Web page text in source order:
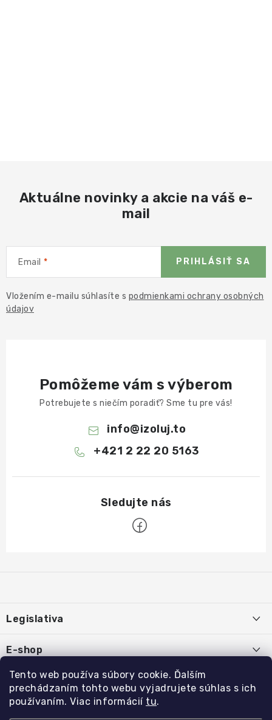
Tento web používa súbory cookie. Ďalším
prechádzaním tohto webu vyjadrujete súhlas s ich
používaním. Viac informácií tu.
Aktuálne novinky a akcie na váš e-
mail
Email
Vložením e-mailu súhlasíte s podmienkami ochrany osobných
údajov
PRIHLÁSIŤ SA
Pomôžeme vám s výberom
Potrebujete s niečím poradiť? Sme tu pre vás!
info@izoluj.to
+421 2 22 20 5163
ä
e
Legislativa
Obchodné podmienky
E-shop
O nás
Kontakty
Rýchle odkazy:
HYDROIZOLÁCIA
Copyright 2026IZOLUJ.TO. Všetky práva vyhradené.Upraviť nastavenie